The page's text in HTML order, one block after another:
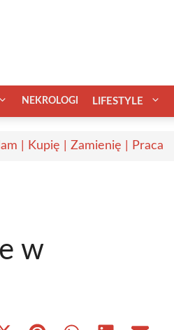
NEKROLOGI LIFESTYLE
| Kupię | Zamienię | Praca
w